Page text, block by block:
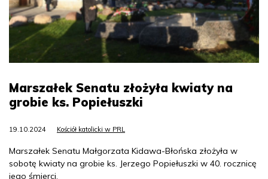
Marszałek Senatu złożyła kwiaty na
grobie ks. Popiełuszki
19.10.2024 Kościół katolicki w PRL
Marszałek Senatu Małgorzata Kidawa-Błońska złożyła w
sobotę kwiaty na grobie ks. Jerzego Popiełuszki w 40. rocznicę
jego śmierci.